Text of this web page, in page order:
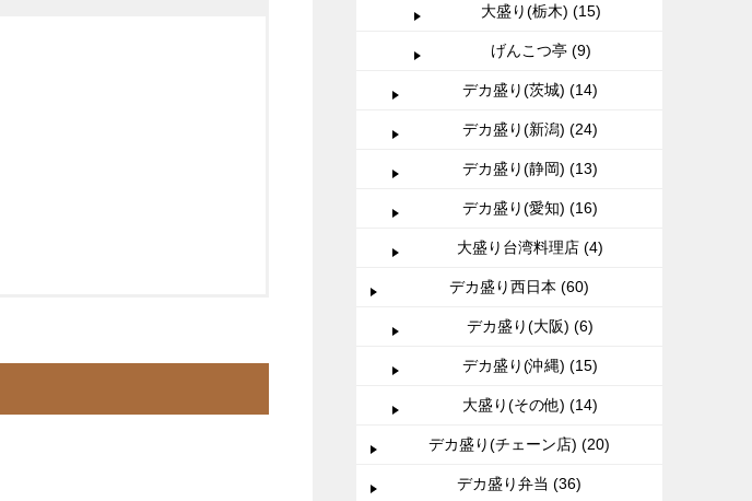
大盛り(栃木) (15)
げんこつ亭 (9)
デカ盛り(茨城) (14)
デカ盛り(新潟) (24)
デカ盛り(静岡) (13)
デカ盛り(愛知) (16)
大盛り台湾料理店 (4)
デカ盛り西日本 (60)
デカ盛り(大阪) (6)
デカ盛り(沖縄) (15)
大盛り(その他) (14)
デカ盛り(チェーン店) (20)
デカ盛り弁当 (36)